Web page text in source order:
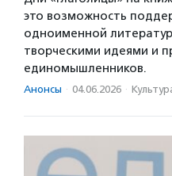
это возможность
одноименной
творческими идеями и
единомышленников.
Анонсы · 04.06.2026 ·